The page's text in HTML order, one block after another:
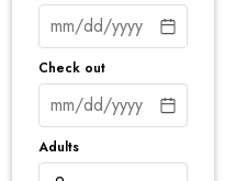
Check out
Adults